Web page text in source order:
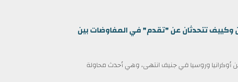
وكييف تتحدثان عن "تقدم" في المفاوضات بين
أوكرانيا وروسيا في جنيف انتهى، وهي أحدث محاولة